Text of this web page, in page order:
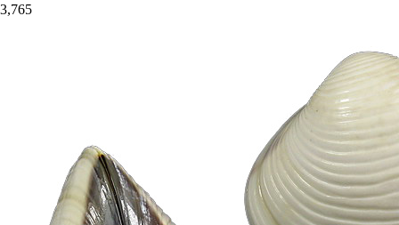
3,765